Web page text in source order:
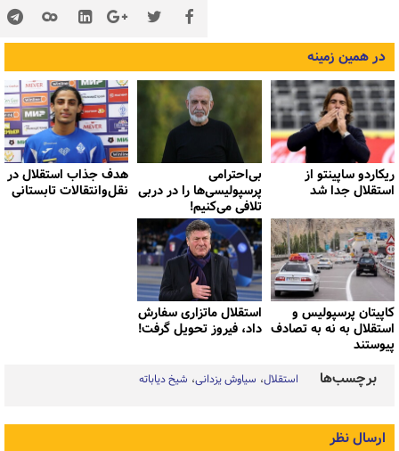
در همین زمینه
ریکاردو ساپینتو از
استقلال جدا شد
بی‌احترامی
پرسپولیسی‌ها را در دربی
تلافی می‌کنیم!
هدف جذاب استقلال در
نقل‌وانتقالات تابستانی
کاپیتان پرسپولیس و
استقلال به نه به تصادف
پیوستند
استقلال ماتزاری سفارش
داد، فیروز تحویل گرفت!
برچسب‌ها استقلال سیاوش یزدانی شیخ دیاباته
ارسال نظر